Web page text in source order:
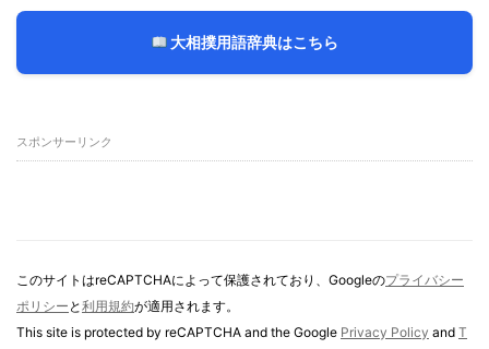
大相撲用語辞典はこちら
スポンサーリンク
このサイトはreCAPTCHAによって保護されており、Googleのプライバシー
ポリシー と利用規約が適用されます。
This site is protected by reCAPTCHA and the Google Privacy Policy and T